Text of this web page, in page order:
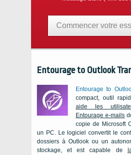
Commencer votre
Entourage to Outlook
Entourage to
compact, outil
aide les
Entourage e-mails
copie de Microsoft
un PC. Le logiciel convertit le
dossiers à Outlook ou un
stockage, et est capable de